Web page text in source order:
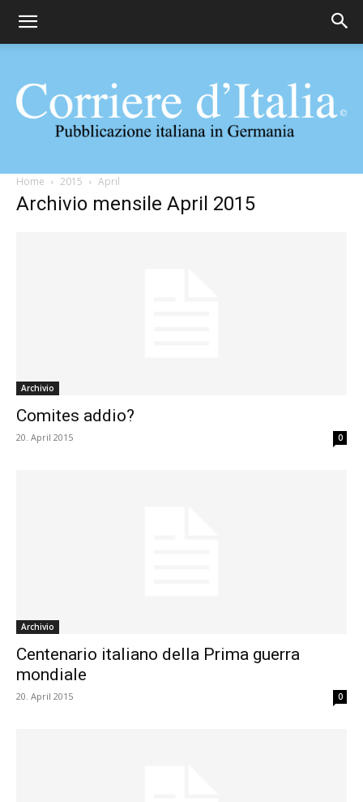
Corriere
Home 2015 April
Archivio mensile April 2015
Archivio
Comites addio?
20. April 2015 0
Archivio
Centenario italiano della Prima guerra
mondiale
20. April 2015 0